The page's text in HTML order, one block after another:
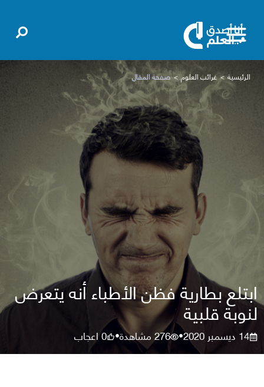
الرئيسية غرائب العلوم صفحة المقال
ابتلع بطارية فظن الأطباء أنه يتعرض
لنوبة قلبية
14 ديسمبر 2020 •
276مشاهدة•
0اعجاب